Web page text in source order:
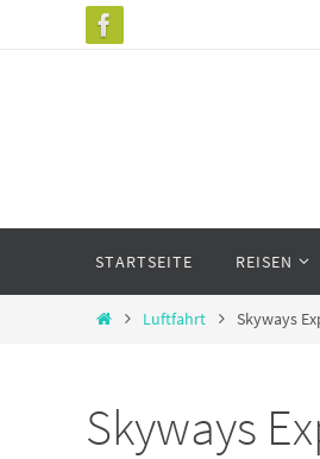
springen
STARTSEITE REISEN
StartLuftfahrt Skyways
Skyways